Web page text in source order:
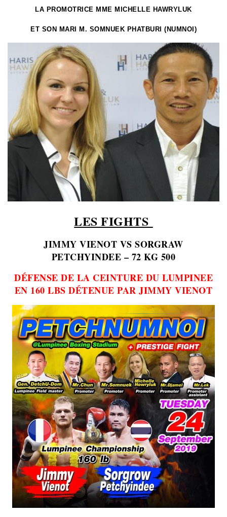
LA PROMOTRICE MME MICHELLE HAWRYLUK
ET SON MARI M. SOMNUEK PHATBURI (NUMNOI)
LES FIGHTS
JIMMY VIENOT VS SORGRAW
PETCHYINDEE – 72 KG 500
DÉFENSE DE LA CEINTURE DU LUMPINEE
EN 160 LBS DÉTENUE PAR JIMMY VIENOT